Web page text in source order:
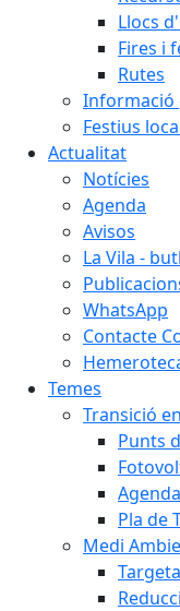
Llocs
Fires i
Rutes
Informació
Festius
Actualitat
Notícies
Agenda
Avisos
La Vila -
WhatsApp
Contacte
Temes
Transició
Punts
Pla de
Medi